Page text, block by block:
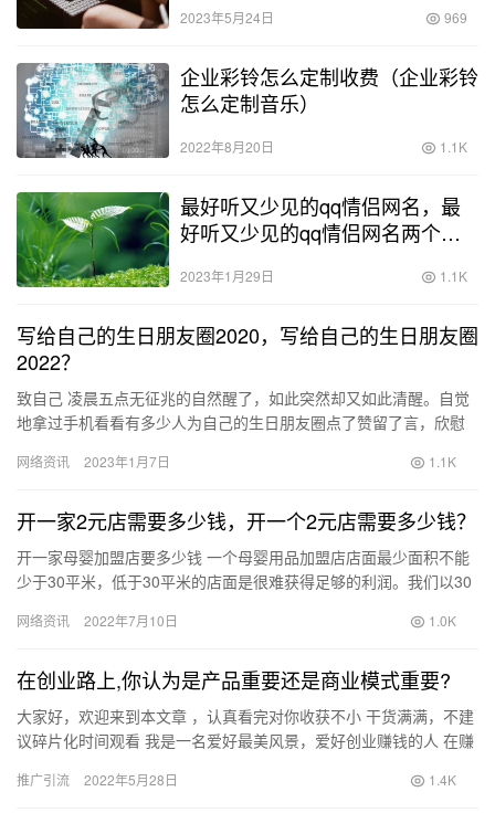
2023年5月24日 969
企业彩铃怎么定制收费（企业彩铃
怎么定制音乐）
2022年8月20日 1.1K
最好听又少见的qq情侣网名，最
好听又少见的qq情侣网名两个
2023年1月29日 1.1K
写给自己的生日朋友圈2020，写给自己的生日朋友圈
2022？
致自己 凌晨五点无征兆的自然醒了，如此突然却又如此清醒。自觉
地拿过手机看看有多少人为自己的生日朋友圈点了赞留了言，欣慰
边还…
网络资讯 2023年1月7日 1.1K
开一家2元店需要多少钱，开一个2元店需要多少钱？
开一家母婴加盟店要多少钱 一个母婴用品加盟店店面最少面积不能
少于30平米，低于30平米的店面是很难获得足够的利润。我们以30
网络资讯 2022年7月10日 1.0K
在创业路上,你认为是产品重要还是商业模式重要?
大家好，欢迎来到本文章 ，认真看完对你收获不小 干货满满，不建
议碎片化时间观看 我是一名爱好最美风景，爱好创业赚钱的人 在赚
推广引流 2022年5月28日 1.4K